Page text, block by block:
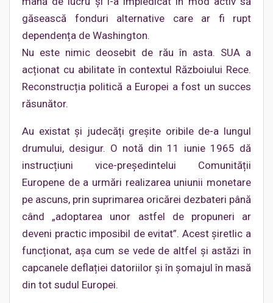
găsească fonduri alternative care ar fi rupt
dependența de Washington.
Nu este nimic deosebit de rău în asta. SUA a
acționat cu abilitate în contextul Războiului Rece.
Reconstrucția politică a Europei a fost un succes
răsunător.
Au existat și judecăți greșite oribile de-a lungul
drumului, desigur. O notă din 11 iunie 1965 dă
instrucțiuni vice-președintelui Comunității
Europene de a urmări realizarea uniunii monetare
pe ascuns, prin suprimarea oricărei dezbateri până
când „adoptarea unor astfel de propuneri ar
deveni practic imposibil de evitat”. Acest șiretlic a
funcționat, așa cum se vede de altfel și astăzi în
capcanele deflației datoriilor și în șomajul în masă
din tot sudul Europei.